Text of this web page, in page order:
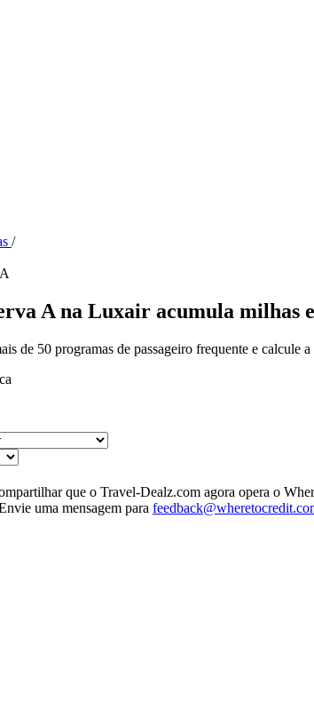
/
A na Luxair acumula milhas
de 50 programas de passageiro frequente e calcule
que o Travel-Dealz.com agora opera o
uma mensagem para